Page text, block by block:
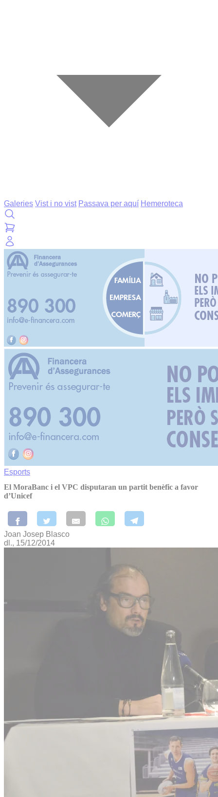
Galeries Vist i no vist Passava per aquí Hemeroteca
Esports
El MoraBanc i el VPC disputaran un partit benèfic a favor
d’Unicef
Joan Josep Blasco
dl., 15/12/2014